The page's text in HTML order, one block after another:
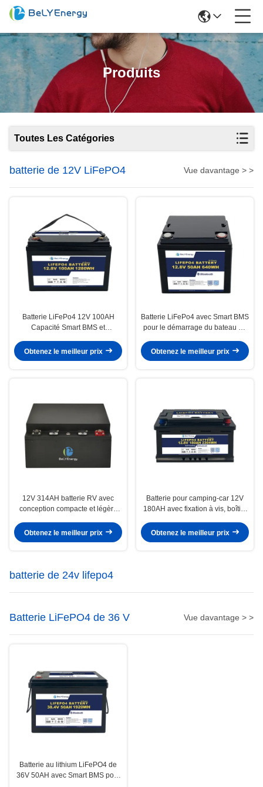
Produits
Toutes Les Catégories
batterie de 12V LiFePO4 Vue davantage > >
Batterie LiFePo4 12V 100AH
Capacité Smart BMS et
Obtenez le meilleur prix
Batterie LiFePo4 avec Smart BMS
pour le démarrage du bateau de
12V 50AH
Obtenez le meilleur prix
12V 314AH batterie RV avec
conception compacte et légère
facile d'installation
Obtenez le meilleur prix
Batterie pour camping-car 12V
180AH avec fixation à vis, boîtier
chauffante pour basses
températures
Obtenez le meilleur prix
batterie de 24v lifepo4
Batterie LiFePO4 de 36 V Vue davantage > >
Batterie au lithium LiFePO4 de
36V 50AH avec Smart BMS pour